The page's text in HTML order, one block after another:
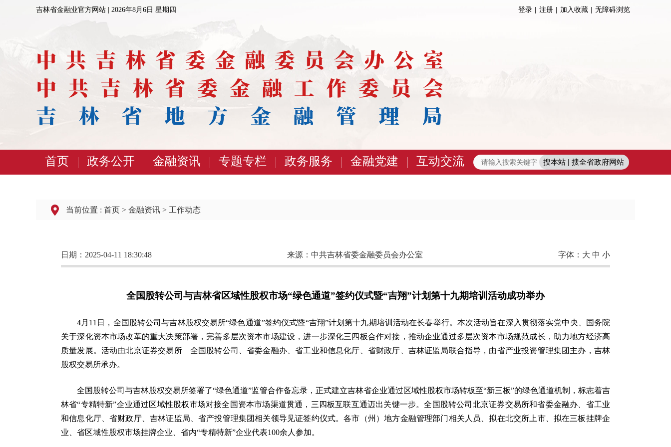
吉林省金融业官方网站 | 2026年8月6日 星期四 登录 注册 加入收藏 无障碍浏览
首页 政务公开 金融资讯 专题专栏 政务服务 金融党建 互动交流
当前位置 : 首页 > 金融资讯 > 工作动态
日期：2025-04-11 18:30:48 来源： 中共吉林省委金融委员会办公室 字体： 大 中 小
全国股转公司与吉林省区域性股权市场“绿色通道”签约仪式暨“吉翔”计划第十九期培训活动成功举办
4月11日，全国股转公司与吉林股权交易所“绿色通道”签约仪式暨“吉翔”计划第十九期培训活动在长春举行。本次活动旨在深入贯彻落实党中央、国务院
关于深化资本市场改革的重大决策部署，完善多层次资本市场建设，进一步深化三四板合作对接，推动企业通过多层次资本市场规范成长，助力地方经济高
质量发展。活动由北京证券交易所 全国股转公司、省委金融办、省工业和信息化厅、省财政厅、吉林证监局联合指导，由省产业投资管理集团主办，吉林
股权交易所承办。
全国股转公司与吉林股权交易所签署了“绿色通道”监管合作备忘录，正式建立吉林省企业通过区域性股权市场转板至“新三板”的绿色通道机制，标志着吉
林省“专精特新”企业通过区域性股权市场对接全国资本市场渠道贯通，三四板互联互通迈出关键一步。全国股转公司北京证券交易所和省委金融办、省工业
和信息化厅、省财政厅、吉林证监局、省产投管理集团相关领导见证签约仪式。各市（州）地方金融管理部门相关人员、拟在北交所上市、拟在三板挂牌企
业、省区域性股权市场挂牌企业、省内“专精特新”企业代表100余人参加。